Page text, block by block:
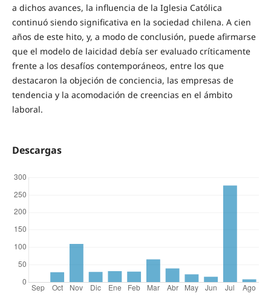
a dichos avances, la influencia de la Iglesia Católica
continuó siendo significativa en la sociedad chilena. A cien
años de este hito, y, a modo de conclusión, puede afirmarse
que el modelo de laicidad debía ser evaluado críticamente
frente a los desafíos contemporáneos, entre los que
destacaron la objeción de conciencia, las empresas de
tendencia y la acomodación de creencias en el ámbito
laboral.
Descargas